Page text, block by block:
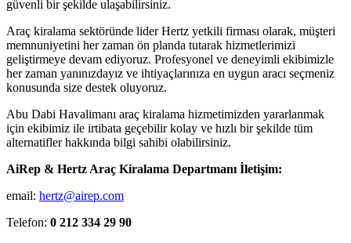
güvenli bir şekilde ulaşabilirsiniz.
Araç kiralama sektöründe lider Hertz yetkili firması olarak, müşteri
memnuniyetini her zaman ön planda tutarak hizmetlerimizi
geliştirmeye devam ediyoruz. Profesyonel ve deneyimli ekibimizle
her zaman yanınızdayız ve ihtiyaçlarınıza en uygun aracı seçmeniz
konusunda size destek oluyoruz.
Abu Dabi Havalimanı araç kiralama hizmetimizden yararlanmak
için ekibimiz ile irtibata geçebilir kolay ve hızlı bir şekilde tüm
alternatifler hakkında bilgi sahibi olabilirsiniz.
AiRep & Hertz Araç Kiralama Departmanı İletişim:
email: hertz@airep.com
Telefon: 0 212 334 29 90